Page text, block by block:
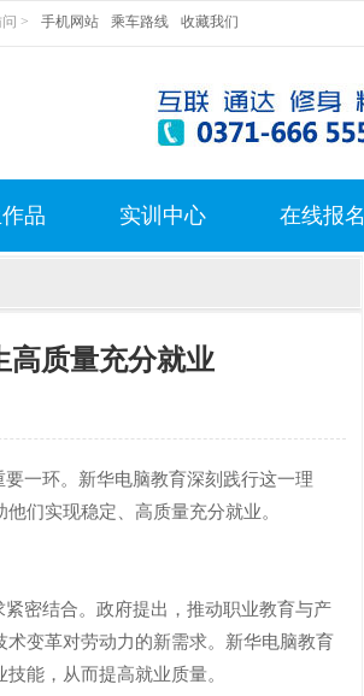
> 手机网站 乘车路线 收藏我们
品 实训中心 在线报名
高质量充分就业
一环。新华电脑教育深刻践行这一理
们实现稳定、高质量充分就业。
密结合。政府提出，推动职业教育与产
变革对劳动力的新需求。新华电脑教育
能，从而提高就业质量。